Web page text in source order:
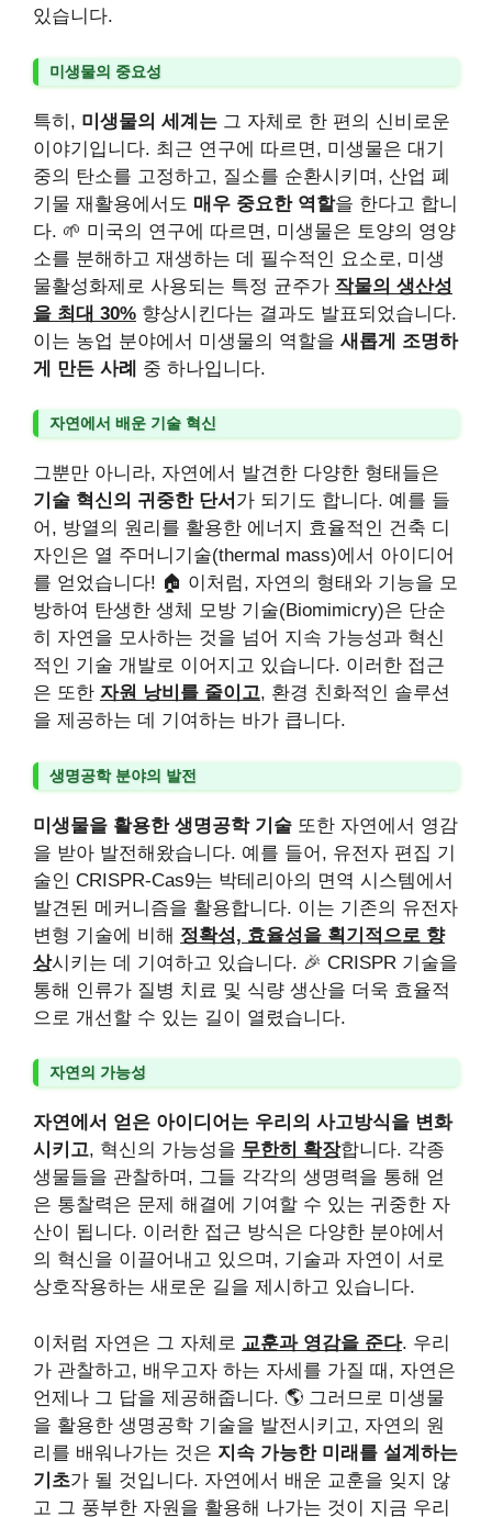
있습니다.
미생물의 중요성
특히, 미생물의 세계는 그 자체로 한 편의 신비로운
이야기입니다. 최근 연구에 따르면, 미생물은 대기
중의 탄소를 고정하고, 질소를 순환시키며, 산업 폐
기물 재활용에서도 매우 중요한 역할을 한다고 합니
다. 🌱 미국의 연구에 따르면, 미생물은 토양의 영양
소를 분해하고 재생하는 데 필수적인 요소로, 미생
물활성화제로 사용되는 특정 균주가 작물의 생산성
을 최대 30% 향상시킨다는 결과도 발표되었습니다.
이는 농업 분야에서 미생물의 역할을 새롭게 조명하
게 만든 사례
중 하나입니다.
자연에서 배운 기술 혁신
그뿐만 아니라, 자연에서 발견한 다양한 형태들은
기술 혁신의 귀중한 단서 가 되기도 합니다. 예를 들
어, 방열의 원리를 활용한 에너지 효율적인 건축 디
자인은 열 주머니기술(thermal mass)에서 아이디어
를 얻었습니다! 🏠 이처럼, 자연의 형태와 기능을 모
방하여 탄생한 생체 모방 기술(Biomimicry)은 단순
히 자연을 모사하는 것을 넘어 지속 가능성과 혁신
적인 기술 개발로 이어지고 있습니다. 이러한 접근
은 또한 자원 낭비를 줄이고, 환경 친화적인 솔루션
을 제공하는 데 기여하는 바가 큽니다.
생명공학 분야의 발전
미생물을 활용한 생명공학 기술 또한 자연에서 영감
을 받아 발전해왔습니다. 예를 들어, 유전자 편집 기
술인 CRISPR-Cas9는 박테리아의 면역 시스템에서
발견된 메커니즘을 활용합니다. 이는 기존의 유전자
변형 기술에 비해 정확성, 효율성을 획기적으로 향
상시키는 데 기여하고 있습니다. 🎉 CRISPR 기술을
통해 인류가 질병 치료 및 식량 생산을 더욱 효율적
으로 개선할 수 있는 길이 열렸습니다.
자연의 가능성
자연에서 얻은 아이디어는 우리의 사고방식을 변화
시키고, 혁신의 가능성을 무한히 확장합니다. 각종
생물들을 관찰하며, 그들 각각의 생명력을 통해 얻
은 통찰력은 문제 해결에 기여할 수 있는 귀중한 자
산이 됩니다. 이러한 접근 방식은 다양한 분야에서
의 혁신을 이끌어내고 있으며, 기술과 자연이 서로
상호작용하는 새로운 길을 제시하고 있습니다.
이처럼 자연은 그 자체로 교훈과 영감을 준다. 우리
가 관찰하고, 배우고자 하는 자세를 가질 때, 자연은
언제나 그 답을 제공해줍니다. 🌎 그러므로 미생물
을 활용한 생명공학 기술을 발전시키고, 자연의 원
리를 배워나가는 것은 지속 가능한 미래를 설계하는
기초가 될 것입니다. 자연에서 배운 교훈을 잊지 않
고 그 풍부한 자원을 활용해 나가는 것이 지금 우리